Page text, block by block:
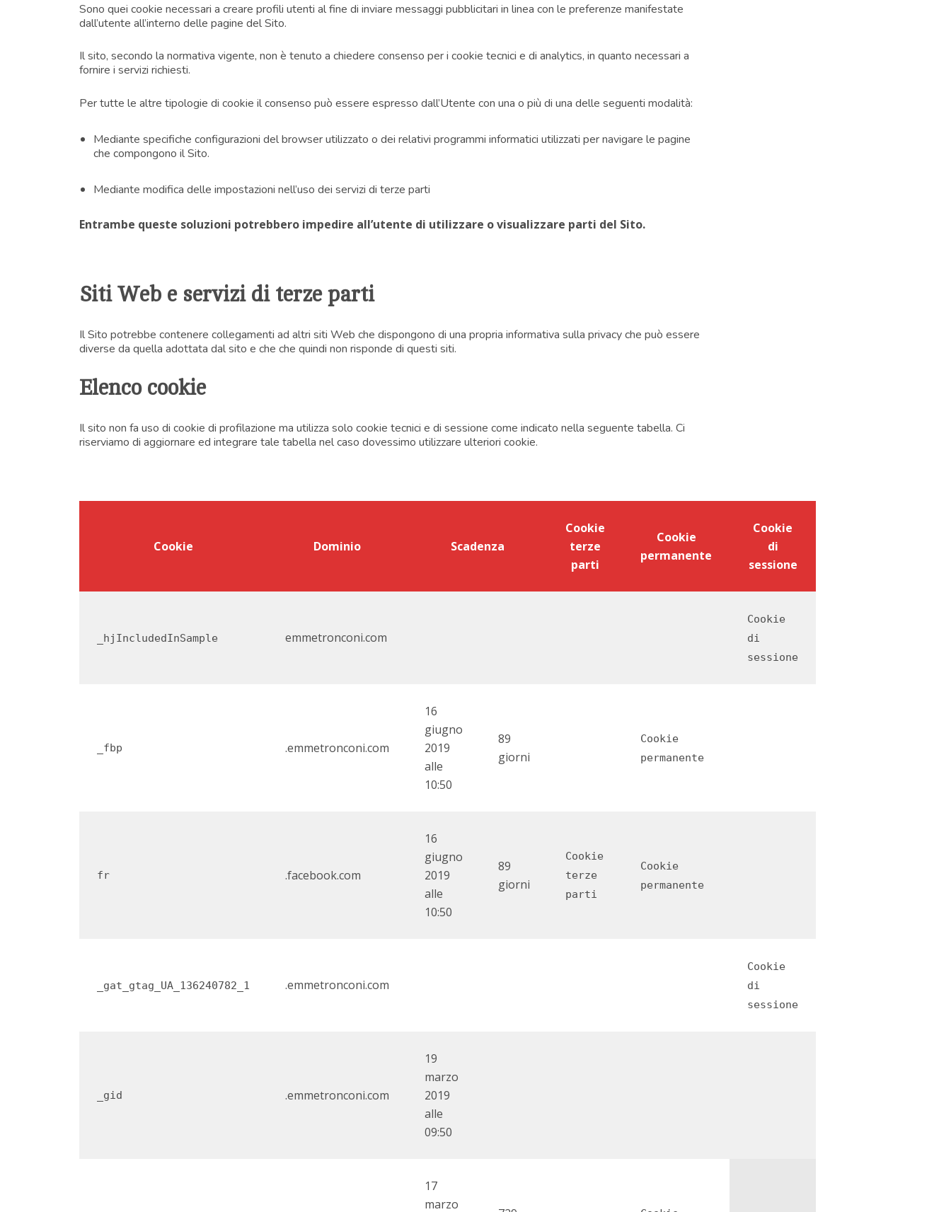
Sono quei cookie necessari a creare profili utenti al fine di inviare messaggi pubblicitari in linea con le preferenze manifestate
dall’utente all’interno delle pagine del Sito.
Il sito, secondo la normativa vigente, non è tenuto a chiedere consenso per i cookie tecnici e di analytics, in quanto necessari a
fornire i servizi richiesti.
Per tutte le altre tipologie di cookie il consenso può essere espresso dall’Utente con una o più di una delle seguenti modalità:
Mediante specifiche configurazioni del browser utilizzato o dei relativi programmi informatici utilizzati per navigare le pagine
che compongono il Sito.
Mediante modifica delle impostazioni nell’uso dei servizi di terze parti
Entrambe queste soluzioni potrebbero impedire all’utente di utilizzare o visualizzare parti del Sito.
Siti Web e servizi di terze parti
Il Sito potrebbe contenere collegamenti ad altri siti Web che dispongono di una propria informativa sulla privacy che può essere
diverse da quella adottata dal sito e che che quindi non risponde di questi siti.
Elenco cookie
Il sito non fa uso di cookie di profilazione ma utilizza solo cookie tecnici e di sessione come indicato nella seguente tabella. Ci
riserviamo di aggiornare ed integrare tale tabella nel caso dovessimo utilizzare ulteriori cookie.
Cookie Dominio Scadenza
Cookie
terze
parti
Cookie
permanente
Cookie
di
sessione
_hjIncludedInSample emmetronconi.com
Cookie
di
sessione
_fbp .emmetronconi.com
16
giugno
2019
alle
10:50
89
giorni
Cookie
permanente
fr .facebook.com
16
giugno
2019
alle
10:50
89
giorni
Cookie
terze
parti
Cookie
permanente
_gat_gtag_UA_136240782_1 .emmetronconi.com
Cookie
di
sessione
_gid .emmetronconi.com
19
marzo
2019
alle
09:50
17
marzo